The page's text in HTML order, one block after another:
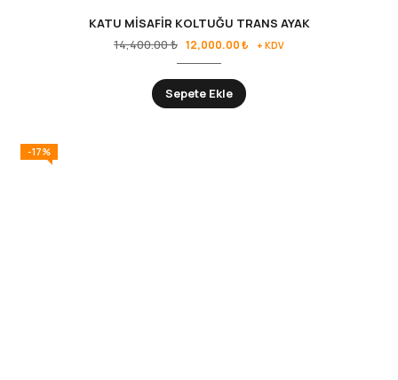
KATU MİSAFİR KOLTUĞU TRANS AYAK
14,400.00₺ 12,000.00₺ + KDV
Sepete Ekle
-17%